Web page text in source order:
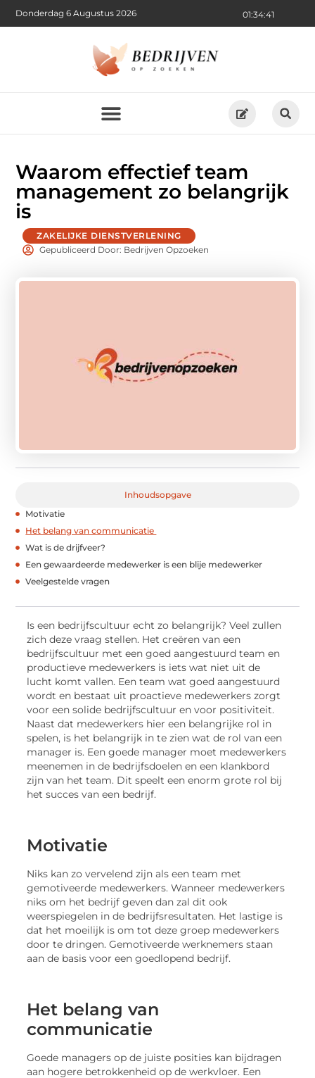
01:34:43
Donderdag 6 Augustus 2026
Waarom effectief team
management zo belangrijk
is
ZAKELIJKE DIENSTVERLENING
Gepubliceerd Door: Bedrijven Opzoeken
Inhoudsopgave
Motivatie
Het belang van communicatie
Wat is de drijfveer?
Een gewaardeerde medewerker is een blije medewerker
Veelgestelde vragen
Is een bedrijfscultuur echt zo belangrijk? Veel zullen
zich deze vraag stellen. Het creëren van een
bedrijfscultuur met een goed aangestuurd team en
productieve medewerkers is iets wat niet uit de
lucht komt vallen. Een team wat goed aangestuurd
wordt en bestaat uit proactieve medewerkers zorgt
voor een solide bedrijfscultuur en voor positiviteit.
Naast dat medewerkers hier een belangrijke rol in
spelen, is het belangrijk in te zien wat de rol van een
manager is. Een goede manager moet medewerkers
meenemen in de bedrijfsdoelen en een klankbord
zijn van het team. Dit speelt een enorm grote rol bij
het succes van een bedrijf.
Motivatie
Niks kan zo vervelend zijn als een team met
gemotiveerde medewerkers. Wanneer medewerkers
niks om het bedrijf geven dan zal dit ook
weerspiegelen in de bedrijfsresultaten. Het lastige is
dat het moeilijk is om tot deze groep medewerkers
door te dringen. Gemotiveerde werknemers staan
aan de basis voor een goedlopend bedrijf.
Het belang van
communicatie
Goede managers op de juiste posities kan bijdragen
aan hogere betrokkenheid op de werkvloer. Een